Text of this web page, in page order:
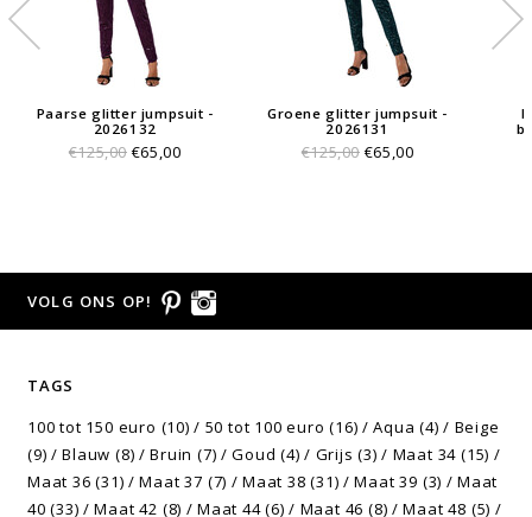
Paarse glitter jumpsuit -
2026132
€125,00 €65,00
Groene glitter jumpsuit -
2026131
€125,00 €65,00
VOLG ONS OP!
TAGS
100 tot 150 euro (10) / 50 tot 100 euro(16) /Aqua(4) / Beige
(9) /Blauw(8) /Bruin(7) /Goud(4) / Grijs(3) / Maat 34 (15) /
Maat 36(31) /Maat 37 (7) /Maat 38(31) /Maat 39 (3) /Maat
40(33) /Maat 42 (8) /Maat 44(6) / Maat 46(8) /Maat 48 (5) /